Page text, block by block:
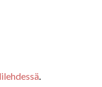
.